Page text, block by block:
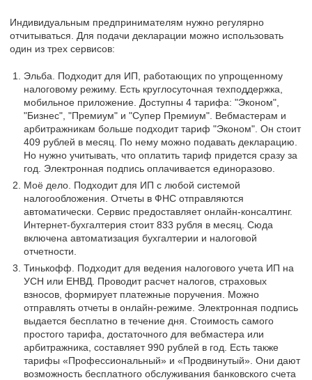
Индивидуальным предпринимателям нужно регулярно
отчитываться. Для подачи декларации можно использовать
один из трех сервисов:
Эльба. Подходит для ИП, работающих по упрощенному
налоговому режиму. Есть круглосуточная техподдержка,
мобильное приложение. Доступны 4 тарифа: "Эконом",
"Бизнес", "Премиум" и "Супер Премиум". Вебмастерам и
арбитражникам больше подходит тариф "Эконом". Он стоит
409 рублей в месяц. По нему можно подавать декларацию.
Но нужно учитывать, что оплатить тариф придется сразу за
год. Электронная подпись оплачивается единоразово.
Моё дело. Подходит для ИП с любой системой
налогообложения. Отчеты в ФНС отправляются
автоматически. Сервис предоставляет онлайн-консалтинг.
Интернет-бухгалтерия стоит 833 рубля в месяц. Сюда
включена автоматизация бухгалтерии и налоговой
отчетности.
Тинькофф. Подходит для ведения налогового учета ИП на
УСН или ЕНВД. Проводит расчет налогов, страховых
взносов, формирует платежные поручения. Можно
отправлять отчеты в онлайн-режиме. Электронная подпись
выдается бесплатно в течение дня. Стоимость самого
простого тарифа, достаточного для вебмастера или
арбитражника, составляет 990 рублей в год. Есть также
тарифы «Профессиональный» и «Продвинутый». Они дают
возможность бесплатного обслуживания банковского счета